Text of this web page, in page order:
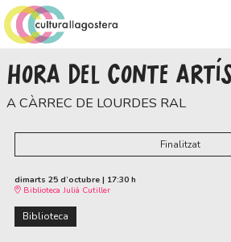
HORA DEL CONTE
A CÀRREC DE LOURDES RAL
Finalitzat
dimarts 25 d’octubre | 17:30 h
Biblioteca Julià Cutiller
Biblioteca